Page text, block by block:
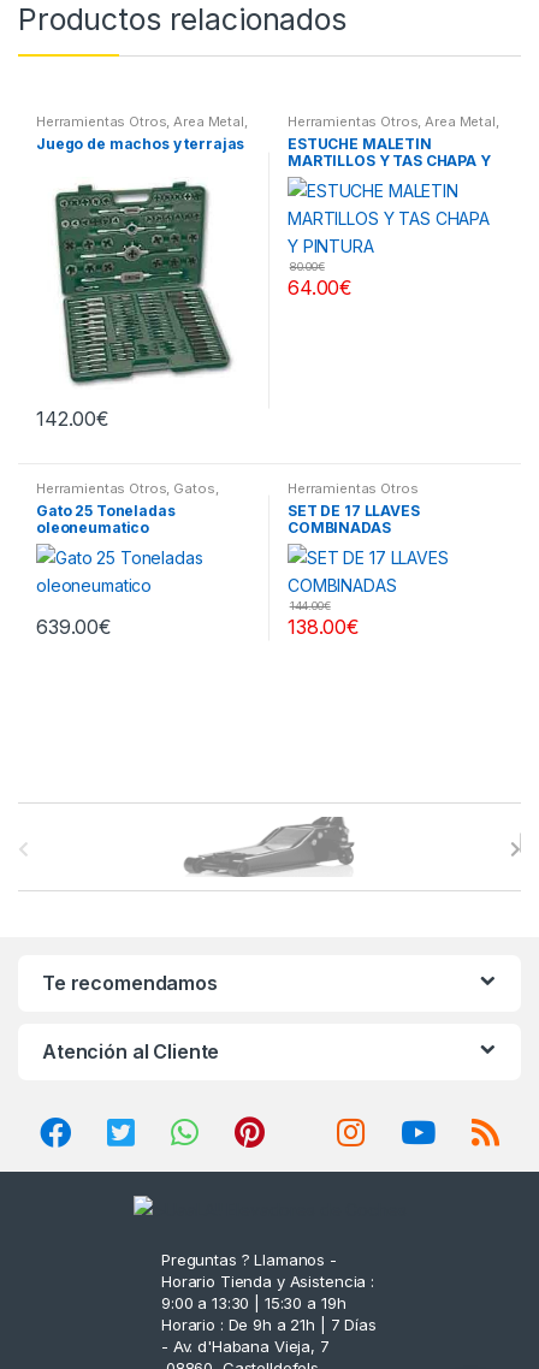
Productos relacionados
Herramientas Otros,Area Metal,
Roscas, Herramientas ,
Maletines Herramientas,
Juego de machos y terrajas
142.00€
Herramientas Otros,Area Metal,
Roscas, Herramientas
Pintura,Maletines Herramientas,
Extractores, Compresímetros,
otros
ESTUCHE MALETIN
MARTILLOS Y TAS CHAPA Y
PINTURA
64.00€
80.00€
Herramientas Otros, Gatos,
Soportes y Hidraulica
Gato 25 Toneladas
oleoneumatico
639.00€
Herramientas Otros
SET DE 17 LLAVES
COMBINADAS
138.00€
144.00€
Te recomendamos
Atención al Cliente
Preguntas ? Llamanos -
Horario Tienda y Asistencia :
9:00 a 13:30 | 15:30 a 19h
Horario : De 9h a 21h | 7 Días
- Av. d'Habana Vieja, 7